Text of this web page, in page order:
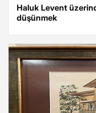
Haluk Levent
düşünmek